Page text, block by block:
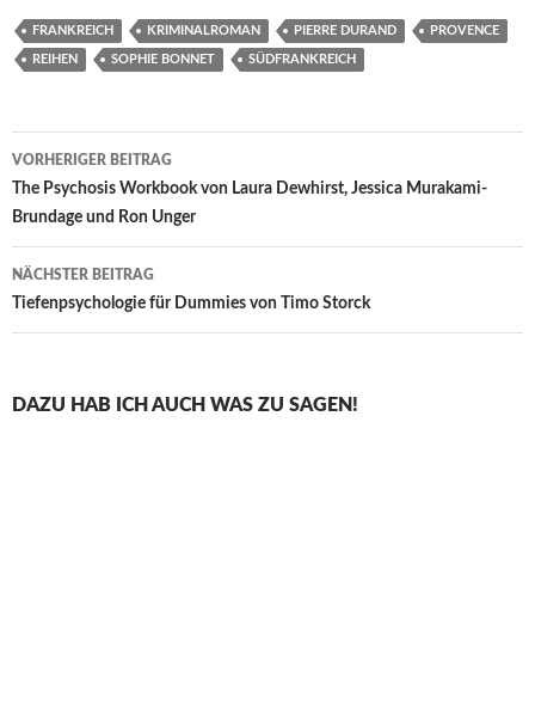
FRANKREICH KRIMINALROMAN PIERRE DURAND PROVENCE
REIHEN SOPHIE BONNET SÜDFRANKREICH
Beitragsnavigation
VORHERIGER BEITRAG
The Psychosis Workbook von Laura Dewhirst, Jessica Murakami-
Brundage und Ron Unger
NÄCHSTER BEITRAG
Tiefenpsychologie für Dummies von Timo Storck
DAZU HAB ICH AUCH WAS ZU SAGEN!